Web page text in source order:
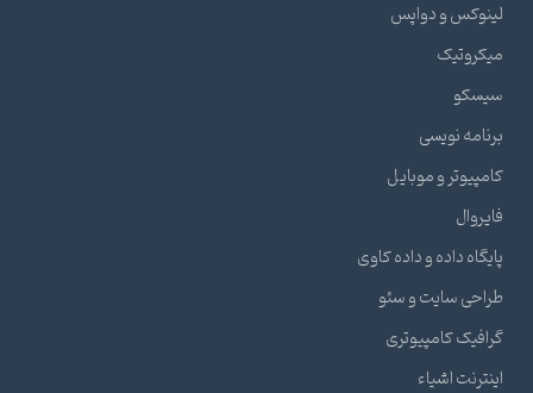
لینوکس و دواپس
میکروتیک
سیسکو
برنامه نویسی
کامپیوتر و موبایل
فایروال
پایگاه داده و داده کاوی
طراحی سایت و سئو
گرافیک کامپیوتری
اینترنت اشیاء